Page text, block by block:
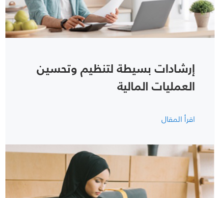
إرشادات بسيطة لتنظيم وتحسين
العمليات المالية
اقرأ المقال